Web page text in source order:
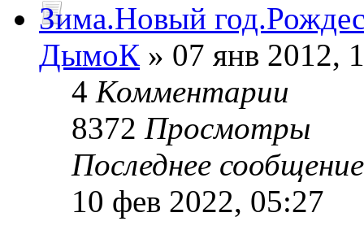
Зима.Новый
ДымоК » 07 янв 2012,
4 Комментарии
8372 Просмотры
Последнее
10 фев 2022, 05:27